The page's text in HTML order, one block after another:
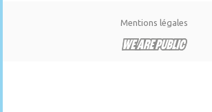
Mentions légales